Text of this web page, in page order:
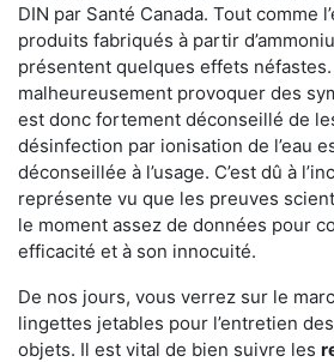
DIN par Santé Canada. Tout comme
produits fabriqués à partir
présentent quelques effets
malheureusement provoquer des
est donc fortement déconseillé de
désinfection par ionisation de l’eau
déconseillée à l’usage. C’est dû à
représente vu que les preuves
le moment assez de données pour
efficacité et à son innocuité.
De nos jours, vous verrez sur le
lingettes jetables pour l’entretien
objets. Il est vital de bien suivre les